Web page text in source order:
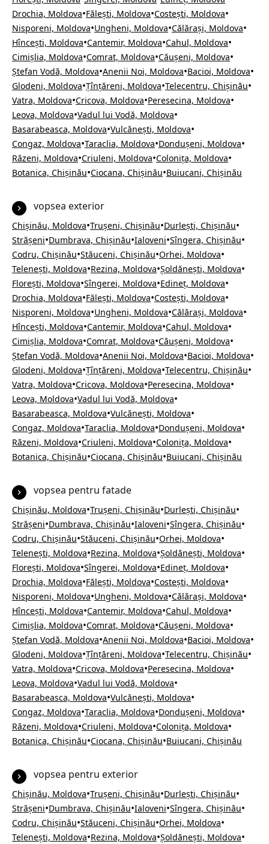
Drochia, Moldova•Fălești, Moldova•Costești, Moldova•
Nisporeni, Moldova•Ungheni, Moldova•Călărași, Moldova•
Hîncești, Moldova•Cantemir, Moldova•Cahul, Moldova•
Cimișlia, Moldova•Comrat, Moldova•Căușeni, Moldova•
Ștefan Vodă, Moldova•Anenii Noi, Moldova•Bacioi, Moldova•
Glodeni, Moldova•Țînțăreni, Moldova•Telecentru, Chișinău•
Vatra, Moldova•Cricova, Moldova•Peresecina, Moldova•
Leova, Moldova•Vadul lui Vodă, Moldova•
Basarabeasca, Moldova•Vulcănești, Moldova•
Congaz, Moldova•Taraclia, Moldova•Dondușeni, Moldova•
Răzeni, Moldova•Criuleni, Moldova•Colonița, Moldova•
Botanica, Chișinău•Ciocana, Chișinău•Buiucani, Chișinău
vopsea exterior
Chișinău, Moldova•Trușeni, Chișinău•Durlești, Chișinău•
Strășeni•Dumbrava, Chișinău•Ialoveni•Sîngera, Chișinău•
Codru, Chișinău•Stăuceni, Chișinău•Orhei, Moldova•
Telenești, Moldova•Rezina, Moldova•Șoldănești, Moldova•
Florești, Moldova•Sîngerei, Moldova•Edineț, Moldova•
Drochia, Moldova•Fălești, Moldova•Costești, Moldova•
Nisporeni, Moldova•Ungheni, Moldova•Călărași, Moldova•
Hîncești, Moldova•Cantemir, Moldova•Cahul, Moldova•
Cimișlia, Moldova•Comrat, Moldova•Căușeni, Moldova•
Ștefan Vodă, Moldova•Anenii Noi, Moldova•Bacioi, Moldova•
Glodeni, Moldova•Țînțăreni, Moldova•Telecentru, Chișinău•
Vatra, Moldova•Cricova, Moldova•Peresecina, Moldova•
Leova, Moldova•Vadul lui Vodă, Moldova•
Basarabeasca, Moldova•Vulcănești, Moldova•
Congaz, Moldova•Taraclia, Moldova•Dondușeni, Moldova•
Răzeni, Moldova•Criuleni, Moldova•Colonița, Moldova•
Botanica, Chișinău•Ciocana, Chișinău•Buiucani, Chișinău
vopsea pentru fatade
Chișinău, Moldova•Trușeni, Chișinău•Durlești, Chișinău•
Strășeni•Dumbrava, Chișinău•Ialoveni•Sîngera, Chișinău•
Codru, Chișinău•Stăuceni, Chișinău•Orhei, Moldova•
Telenești, Moldova•Rezina, Moldova•Șoldănești, Moldova•
Florești, Moldova•Sîngerei, Moldova•Edineț, Moldova•
Drochia, Moldova•Fălești, Moldova•Costești, Moldova•
Nisporeni, Moldova•Ungheni, Moldova•Călărași, Moldova•
Hîncești, Moldova•Cantemir, Moldova•Cahul, Moldova•
Cimișlia, Moldova•Comrat, Moldova•Căușeni, Moldova•
Ștefan Vodă, Moldova•Anenii Noi, Moldova•Bacioi, Moldova•
Glodeni, Moldova•Țînțăreni, Moldova•Telecentru, Chișinău•
Vatra, Moldova•Cricova, Moldova•Peresecina, Moldova•
Leova, Moldova•Vadul lui Vodă, Moldova•
Basarabeasca, Moldova•Vulcănești, Moldova•
Congaz, Moldova•Taraclia, Moldova•Dondușeni, Moldova•
Răzeni, Moldova•Criuleni, Moldova•Colonița, Moldova•
Botanica, Chișinău•Ciocana, Chișinău•Buiucani, Chișinău
vopsea pentru exterior
Chișinău, Moldova•Trușeni, Chișinău•Durlești, Chișinău•
Strășeni•Dumbrava, Chișinău•Ialoveni•Sîngera, Chișinău•
Codru, Chișinău•Stăuceni, Chișinău•Orhei, Moldova•
Telenești, Moldova•Rezina, Moldova•Șoldănești, Moldova•